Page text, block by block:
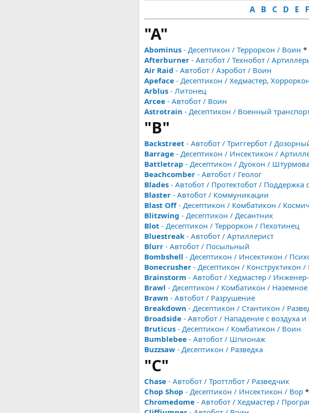
A B C D E F
"A"
Abominus - Десептикон / Терроркон / Воин *
Afterburner - Автобот / Технобот /
Air Raid - Автобот / Аэробот / Воин
Apeface - Десептикон / Хедмастер,
Arblus - Литонец
Arcee - Автобот / Воин
Astrotrain - Десептикон / Военный
"B"
Backstreet - Автобот / Триггербот /
Barrage - Десептикон / Инсектикон /
Battletrap - Десептикон / Дуокон /
Beachcomber - Автобот / Геолог
Blades - Автобот / Протектобот / Поддержка
Blaster - Автобот / Коммуникации
Blast Off- Десептикон / Комбатикон /
Blitzwing - Десептикон / Десантник
Blot - Десептикон / Терроркон / Пехотинец
Bluestreak - Автобот / Артиллерист
Blurr - Автобот / Посыльный
Bombshell - Десептикон / Инсектикон /
Bonecrusher - Десептикон / Конструктикон
Brainstorm - Автобот / Хедмастер /
Brawl - Десептикон / Комбатикон /
Brawn - Автобот / Разрушение
Breakdown - Десептикон / Стантикон /
Broadside - Автобот / Нападение с воздуха
Bruticus - Десептикон / Комбатикон / Воин
Bumblebee - Автобот / Шпионаж
Buzzsaw - Десептикон / Разведка
"C"
Chase - Автобот / Троттлбот / Разведчик
Chop Shop - Десептикон / Инсектикон / Вор
Chromedome - Автобот / Хедмастер /